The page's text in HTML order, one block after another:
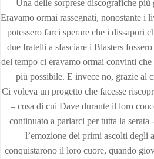
Una delle sorprese discografiche
Eravamo ormai rassegnati, nonostante i
potessero farci sperare che i dissapori
due fratelli a sfasciare i Blasters
del tempo ci eravamo ormai convinti
più possibile. E invece no, grazie al
Ci voleva un progetto che facesse
– cosa di cui Dave durante il loro
continuato a parlarci per tutta la
l’emozione dei primi ascolti degli
conquistarono il loro cuore, quando